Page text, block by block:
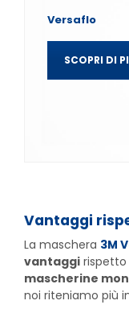
Versaflo
SCOPRI DI
Vantaggi
La maschera 3M
vantaggi rispetto
mascherine
noi riteniamo più